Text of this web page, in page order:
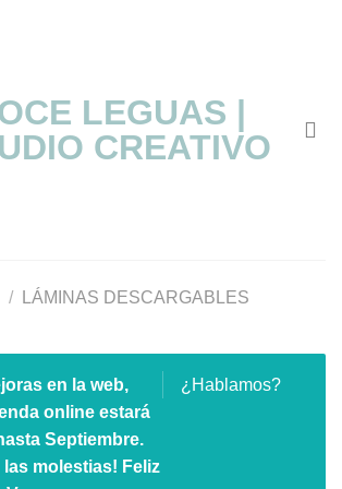
/ LÁMINAS DESCARGABLES
¿Hablamos?
en la web,
online estará
Septiembre.
las molestias! Feliz